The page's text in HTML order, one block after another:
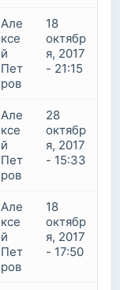
Але
ксе
й
Пет
ров
18
октябр
я, 2017
- 21:15
Але
ксе
й
Пет
ров
28
октябр
я, 2017
- 15:33
Але
ксе
й
Пет
ров
18
октябр
я, 2017
- 17:50